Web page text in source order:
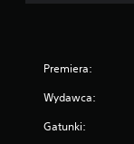
Premiera:
Wydawca:
Gatunki: